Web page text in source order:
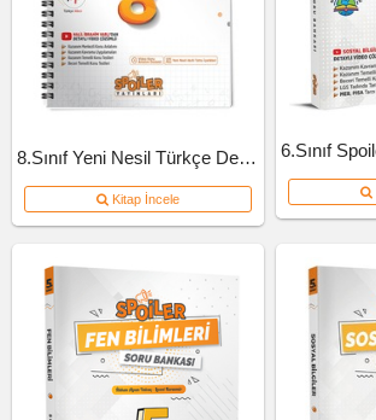
8.Sınıf Yeni Nesil Türkçe Defteri
Kitap İncele